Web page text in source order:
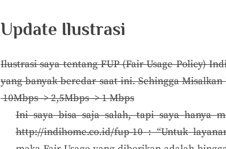
Update Ilustrasi
Ilustrasi saya tentang FUP (Fair Usage Policy)
yang banyak beredar saat ini. Sehingga
10Mbps -> 2,5Mbps -> 1 Mbps
Ini saya bisa saja salah, tapi saya hanya
http://indihome.co.id/fup-10 : “Untuk